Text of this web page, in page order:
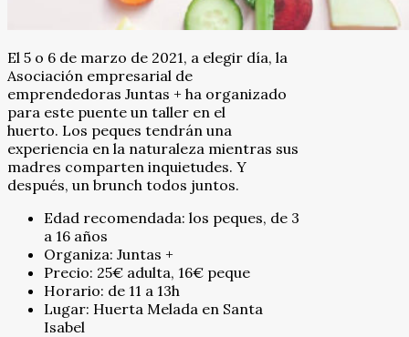
El 5 o 6 de marzo de 2021, a elegir día, la
Asociación empresarial de
emprendedoras Juntas + ha organizado
para este puente un taller en el
huerto. Los peques tendrán una
experiencia en la naturaleza mientras sus
madres comparten inquietudes. Y
después, un brunch todos juntos.
Edad recomendada: los peques, de 3
a 16 años
Organiza: Juntas +
Precio: 25€ adulta, 16€ peque
Horario: de 11 a 13h
Lugar: Huerta Melada en Santa
Isabel